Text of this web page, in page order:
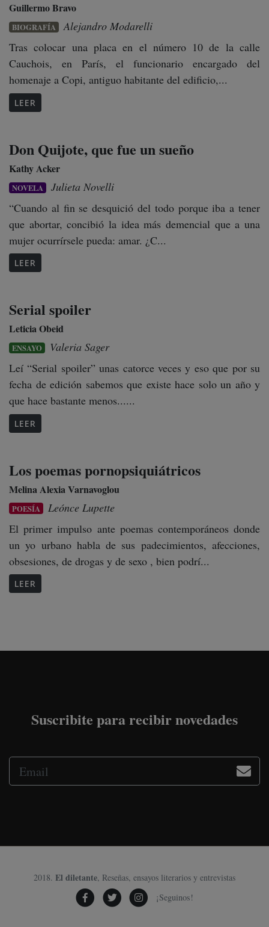
Guillermo Bravo
BIOGRAFÍA
Alejandro Modarelli
Tras colocar una placa en el número 10 de la calle
Cauchois, en París, el funcionario encargado del
homenaje a Copi, antiguo habitante del edificio,...
LEER
Don Quijote, que fue un sueño
Kathy Acker
NOVELA
Julieta Novelli
“Cuando al fin se desquició del todo porque iba a tener
que abortar, concibió la idea más demencial que a una
mujer ocurrírsele pueda: amar. ¿C...
LEER
Serial spoiler
Leticia Obeid
ENSAYO
Valeria Sager
Leí “Serial spoiler” unas catorce veces y eso que por su
fecha de edición sabemos que existe hace solo un año y
que hace bastante menos......
LEER
Los poemas pornopsiquiátricos
Melina Alexia Varnavoglou
POESÍA
Leónce Lupette
El primer impulso ante poemas contemporáneos donde
un yo urbano habla de sus padecimientos, afecciones,
obsesiones, de drogas y de sexo , bien podrí...
LEER
Suscribite para recibir novedades
2018. El diletante, Reseñas, ensayos literarios y entrevistas
¡Seguinos!